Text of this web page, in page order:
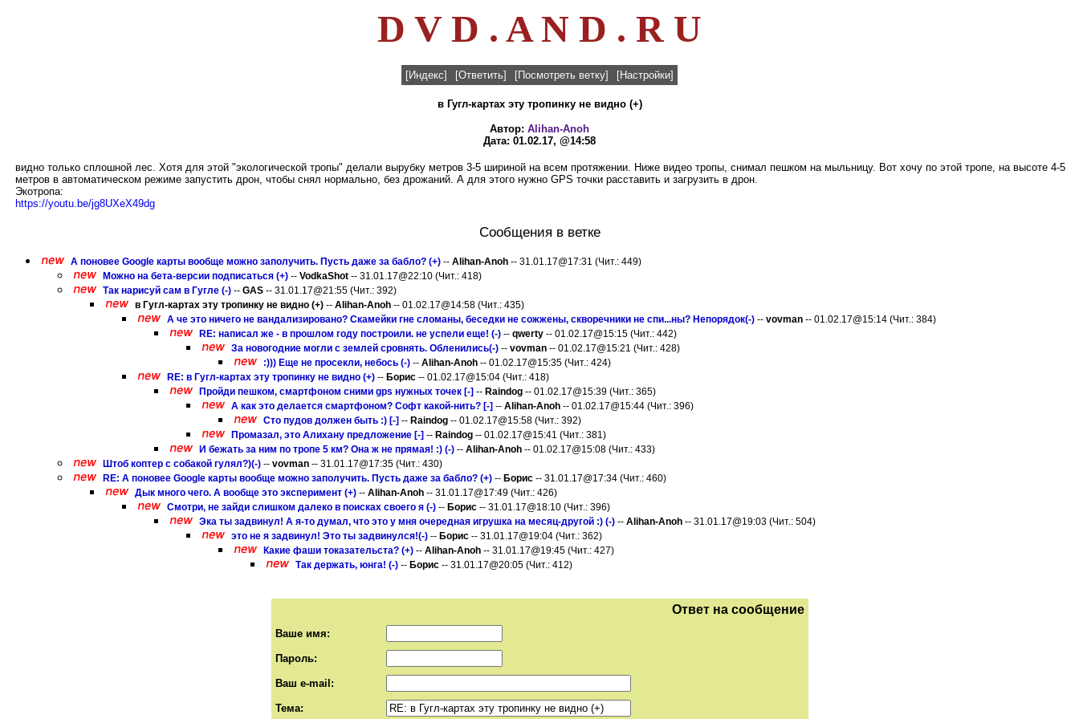
D V D . A N D . R U
[Индекс] [Ответить] [Посмотреть ветку] [Настройки]
в Гугл-картах эту тропинку не видно (+)
Автор: Alihan-Anoh
Дата: 01.02.17, @14:58
видно только сплошной лес. Хотя для этой "экологической тропы" делали вырубку метров 3-5 шириной на всем протяжении. Ниже видео тропы, снимал пешком на мыльницу. Вот хочу по этой тропе, на высоте 4-5
метров в автоматическом режиме запустить дрон, чтобы снял нормально, без дрожаний. А для этого нужно GPS точки расставить и загрузить в дрон.
Экотропа:
https://youtu.be/jg8UXeX49dg
Сообщения в ветке
А поновее Google карты вообще можно заполучить. Пусть даже за бабло? (+) -- Alihan-Anoh -- 31.01.17@17:31 (Чит.: 449)
Можно на бета-версии подписаться (+) -- VodkaShot -- 31.01.17@22:10 (Чит.: 418)
Так нарисуй сам в Гугле (-) -- GAS -- 31.01.17@21:55 (Чит.: 392)
в Гугл-картах эту тропинку не видно (+) -- Alihan-Anoh -- 01.02.17@14:58 (Чит.: 435)
А че это ничего не вандализировано? Скамейки гне сломаны, беседки не сожжены, скворечники не спи...ны? Непорядок(-) -- vovman -- 01.02.17@15:14 (Чит.: 384)
RE: написал же - в прошлом году построили. не успели еще! (-) -- qwerty -- 01.02.17@15:15 (Чит.: 442)
За новогодние могли с землей сровнять. Обленились(-) -- vovman -- 01.02.17@15:21 (Чит.: 428)
:))) Еще не просекли, небось (-) -- Alihan-Anoh -- 01.02.17@15:35 (Чит.: 424)
RE: в Гугл-картах эту тропинку не видно (+) -- Борис -- 01.02.17@15:04 (Чит.: 418)
Пройди пешком, смартфоном сними gps нужных точек [-] -- Raindog -- 01.02.17@15:39 (Чит.: 365)
А как это делается смартфоном? Софт какой-нить? [-] -- Alihan-Anoh -- 01.02.17@15:44 (Чит.: 396)
Сто пудов должен быть :) [-] -- Raindog -- 01.02.17@15:58 (Чит.: 392)
Промазал, это Алихану предложение [-] -- Raindog -- 01.02.17@15:41 (Чит.: 381)
И бежать за ним по тропе 5 км? Она ж не прямая! :) (-) -- Alihan-Anoh -- 01.02.17@15:08 (Чит.: 433)
Штоб коптер с собакой гулял?)(-) -- vovman -- 31.01.17@17:35 (Чит.: 430)
RE: А поновее Google карты вообще можно заполучить. Пусть даже за бабло? (+) -- Борис -- 31.01.17@17:34 (Чит.: 460)
Дык много чего. А вообще это эксперимент (+) -- Alihan-Anoh -- 31.01.17@17:49 (Чит.: 426)
Смотри, не зайди слишком далеко в поисках своего я (-) -- Борис -- 31.01.17@18:10 (Чит.: 396)
Эка ты задвинул! А я-то думал, что это у мня очередная игрушка на месяц-другой :) (-) -- Alihan-Anoh -- 31.01.17@19:03 (Чит.: 504)
это не я задвинул! Это ты задвинулся!(-) -- Борис -- 31.01.17@19:04 (Чит.: 362)
Какие фаши токазательста? (+) -- Alihan-Anoh -- 31.01.17@19:45 (Чит.: 427)
Так держать, юнга! (-) -- Борис -- 31.01.17@20:05 (Чит.: 412)
Ответ на сообщение
Ваше имя:
Пароль:
Ваш e-mail:
Тема: